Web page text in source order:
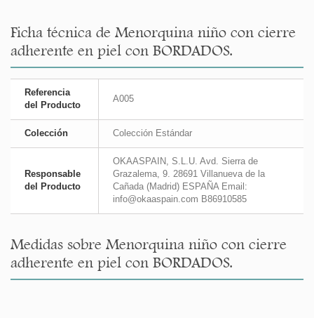
Ficha técnica de Menorquina niño con cierre
adherente en piel con BORDADOS.
Referencia
del Producto
A005
Colección Colección Estándar
Responsable
del Producto
OKAASPAIN, S.L.U. Avd. Sierra de
Grazalema, 9. 28691 Villanueva de la
Cañada (Madrid) ESPAÑA Email:
info@okaaspain.com B86910585
Medidas sobre Menorquina niño con cierre
adherente en piel con BORDADOS.